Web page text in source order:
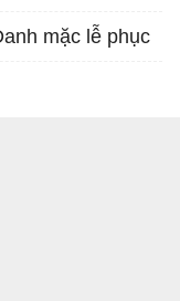
mặc lễ phục